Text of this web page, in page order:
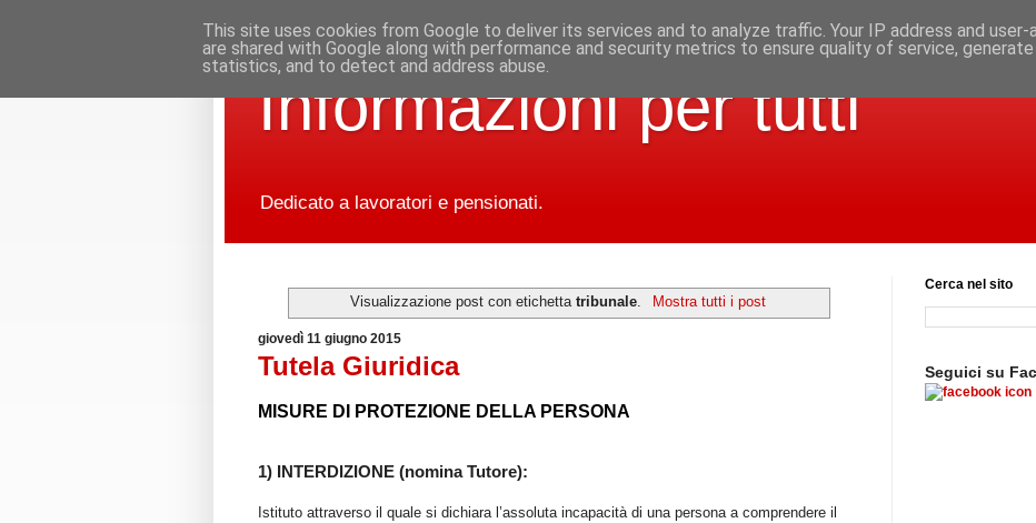
Informazioni per tutti
Dedicato a lavoratori e pensionati.
Visualizzazione post con etichettatribunale. Mostra tutti i post
giovedì 11 giugno 2015
Tutela Giuridica
MISURE DI PROTEZIONE DELLA PERSONA
1) INTERDIZIONE (nomina Tutore):
Istituto attraverso il quale si dichiara l’assoluta incapacità di una persona a comprendere il
Cerca nel sito
Seguici su
This site uses cookies from Google to deliver its services and to analyze traffic. Your IP address and user-
are shared with Google along with performance and security metrics to ensure quality of service, generate
statistics, and to detect and address abuse.